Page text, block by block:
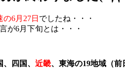
6月27日 でしたね・・・
が6月下旬とは・・・
四国、 近畿、東海の19地域（前